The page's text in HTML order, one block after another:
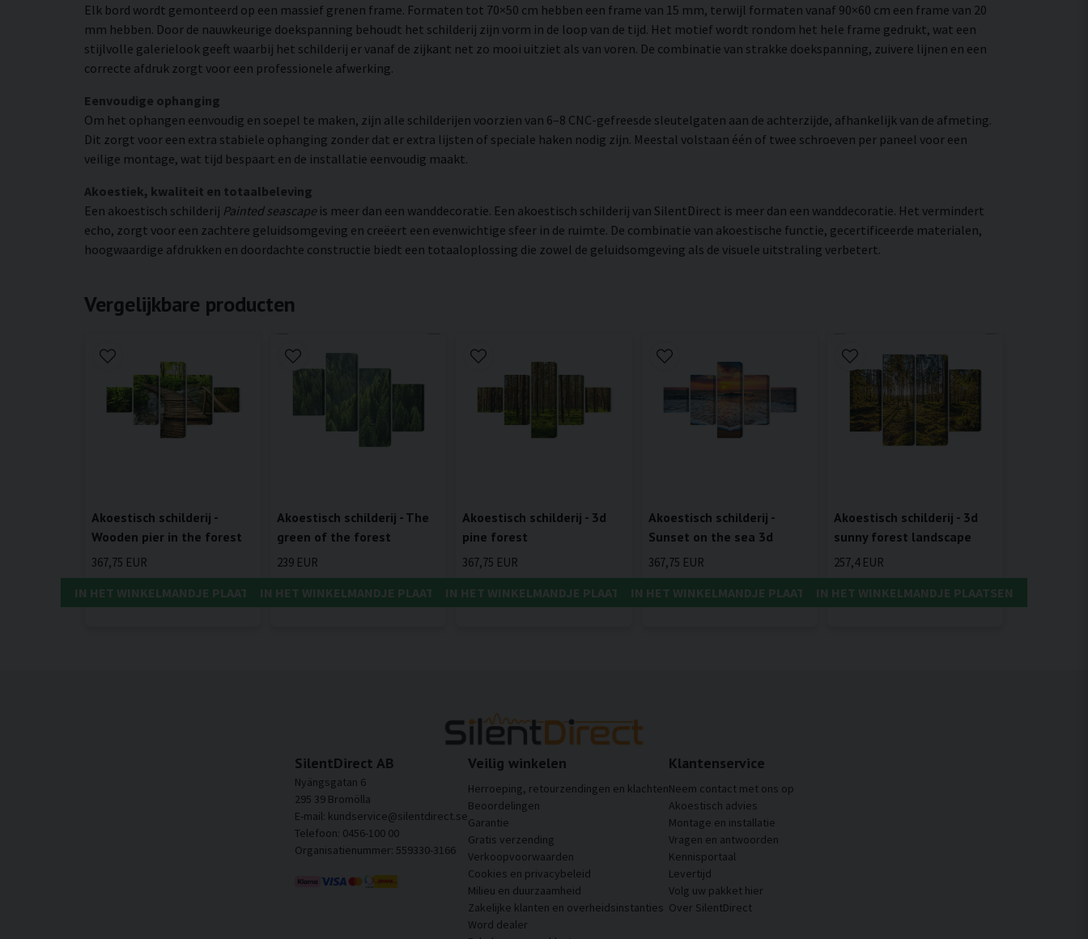
Elk bord wordt gemonteerd op een massief grenen frame. Formaten tot 70×50 cm hebben een frame van 15 mm, terwijl formaten vanaf 90×60 cm een frame van 20
mm hebben. Door de nauwkeurige doekspanning behoudt het schilderij zijn vorm in de loop van de tijd. Het motief wordt rondom het hele frame gedrukt, wat een
stijlvolle galerielook geeft waarbij het schilderij er vanaf de zijkant net zo mooi uitziet als van voren. De combinatie van strakke doekspanning, zuivere lijnen en een
correcte afdruk zorgt voor een professionele afwerking.
Eenvoudige ophanging
Om het ophangen eenvoudig en soepel te maken, zijn alle schilderijen voorzien van 6–8 CNC-gefreesde sleutelgaten aan de achterzijde, afhankelijk van de afmeting.
Dit zorgt voor een extra stabiele ophanging zonder dat er extra lijsten of speciale haken nodig zijn. Meestal volstaan één of twee schroeven per paneel voor een
veilige montage, wat tijd bespaart en de installatie eenvoudig maakt.
Akoestiek, kwaliteit en totaalbeleving
Een akoestisch schilderij Painted seascape is meer dan een wanddecoratie. Een akoestisch schilderij van SilentDirect is meer dan een wanddecoratie. Het vermindert
echo, zorgt voor een zachtere geluidsomgeving en creëert een evenwichtige sfeer in de ruimte. De combinatie van akoestische functie, gecertificeerde materialen,
hoogwaardige afdrukken en doordachte constructie biedt een totaaloplossing die zowel de geluidsomgeving als de visuele uitstraling verbetert.
Vergelijkbare producten
Akoestisch schilderij -
Wooden pier in the forest
367,75 EUR
IN HET WINKELMANDJE PLAATSEN
Akoestisch schilderij - The
green of the forest
239 EUR
IN HET WINKELMANDJE PLAATSEN
Akoestisch schilderij - 3d
pine forest
367,75 EUR
IN HET WINKELMANDJE PLAATSEN
Akoestisch schilderij -
Sunset on the sea 3d
367,75 EUR
IN HET WINKELMANDJE PLAATSEN
Akoestisch schilderij - 3d
sunny forest landscape
257,4 EUR
IN HET WINKELMANDJE PLAATSEN
SilentDirect AB
Nyängsgatan 6
295 39 Bromölla
E-mail: kundservice@silentdirect.se
Telefoon: 0456-100 00
Organisatienummer: 559330-3166
Veilig winkelen
Herroeping, retourzendingen en klachten
Beoordelingen
Garantie
Gratis verzending
Verkoopvoorwaarden
Cookies en privacybeleid
Milieu en duurzaamheid
Zakelijke klanten en overheidsinstanties
Word dealer
Klantenservice
Neem contact met ons op
Akoestisch advies
Montage en installatie
Vragen en antwoorden
Kennisportaal
Levertijd
Volg uw pakket hier
Over SilentDirect